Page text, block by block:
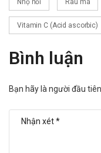
Nhọ nồi Rau má
Vitamin C (Acid ascorbic)
Bình luận
Bạn hãy là người đầu